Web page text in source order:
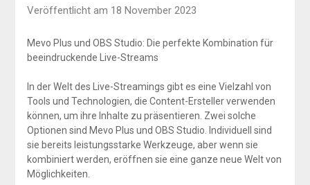
Veröffentlicht am 18 November 2023
Mevo Plus und OBS Studio: Die perfekte Kombination für
beeindruckende Live-Streams
In der Welt des Live-Streamings gibt es eine Vielzahl von
Tools und Technologien, die Content-Ersteller verwenden
können, um ihre Inhalte zu präsentieren. Zwei solche
Optionen sind Mevo Plus und OBS Studio. Individuell sind
sie bereits leistungsstarke Werkzeuge, aber wenn sie
kombiniert werden, eröffnen sie eine ganze neue Welt von
Möglichkeiten.